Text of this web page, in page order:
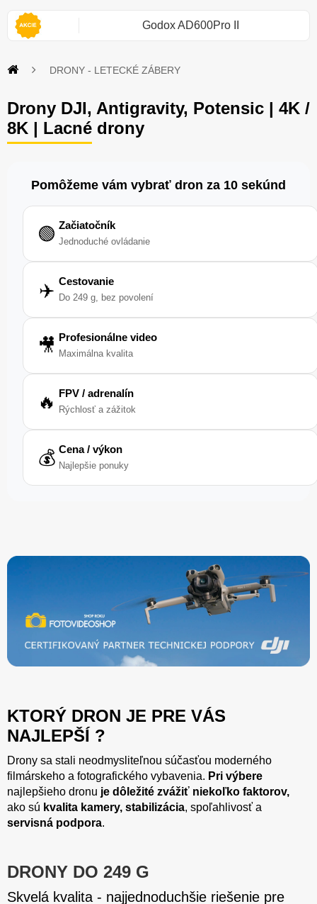
II Zo smartfónu fotoaparát
DRONY - LETECKÉ ZÁBERY
Drony DJI, Antigravity, Potensic | 4K /
8K | Lacné drony
Pomôžeme vám vybrať dron za 10 sekúnd
🟢 Začiatočník
Jednoduché ovládanie
✈️ Cestovanie
Do 249 g, bez povolení
🎥 Profesionálne video
Maximálna kvalita
🔥 FPV / adrenalín
Rýchlosť a zážitok
💰 Cena / výkon
Najlepšie ponuky
KTORÝ DRON JE PRE VÁS
NAJLEPŠÍ ?
Drony sa stali neodmysliteľnou súčasťou moderného
filmárskeho a fotografického vybavenia. Pri výbere
najlepšieho dronu je dôležité zvážiť niekoľko faktorov,
ako sú kvalita kamery, stabilizácia, spoľahlivosť a
servisná podpora.
DRONY DO 249 G
Skvelá kvalita - najjednoduchšie riešenie pre